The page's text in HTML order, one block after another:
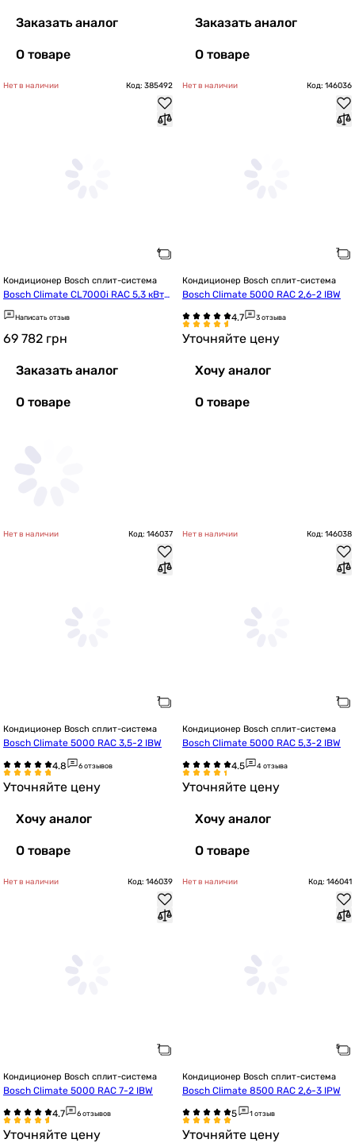
Заказать аналог
О товаре
Заказать аналог
О товаре
Нет в наличии Код: 385492
Кондиционер Bosch сплит-система
Bosch Climate CL7000i RAC 5,3 кВт
White (7733703122)
Написать отзыв
69 782 грн
Заказать аналог
О товаре
Нет в наличии Код: 146036
Кондиционер Bosch сплит-система
Bosch Climate 5000 RAC 2,6-2 IBW
3 отзыва
Уточняйте цену
Хочу аналог
О товаре
Нет в наличии Код: 146037
Кондиционер Bosch сплит-система
Bosch Climate 5000 RAC 3,5-2 IBW
6 отзывов
Уточняйте цену
Хочу аналог
О товаре
Нет в наличии Код: 146038
Кондиционер Bosch сплит-система
Bosch Climate 5000 RAC 5,3-2 IBW
4 отзыва
Уточняйте цену
Хочу аналог
О товаре
Нет в наличии Код: 146039
Кондиционер Bosch сплит-система
Bosch Climate 5000 RAC 7-2 IBW
6 отзывов
Уточняйте цену
Нет в наличии Код: 146041
Кондиционер Bosch сплит-система
Bosch Climate 8500 RAC 2,6-3 IPW
1 отзыв
Уточняйте цену